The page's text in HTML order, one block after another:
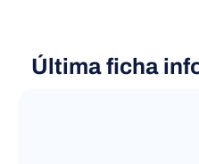
Última ficha